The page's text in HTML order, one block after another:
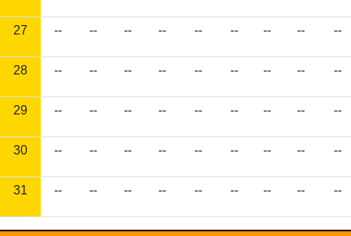
27 -- -- -- -- -- -- -- -- --
28 -- -- -- -- -- -- -- -- --
29 -- -- -- -- -- -- -- -- --
30 -- -- -- -- -- -- -- -- --
31 -- -- -- -- -- -- -- -- --